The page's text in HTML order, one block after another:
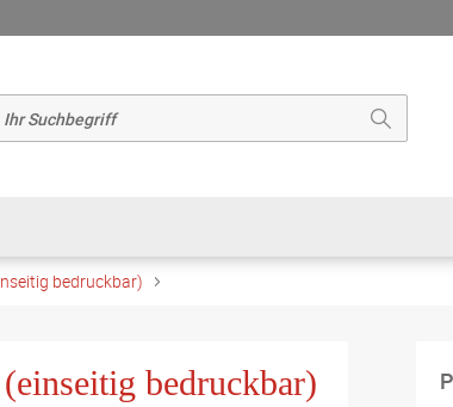
bedruckbar)
bedruckbar)